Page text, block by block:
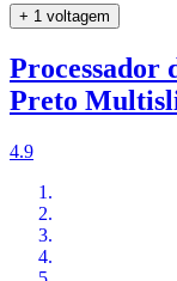
+ 1 voltagem
Processador
Preto
4.9